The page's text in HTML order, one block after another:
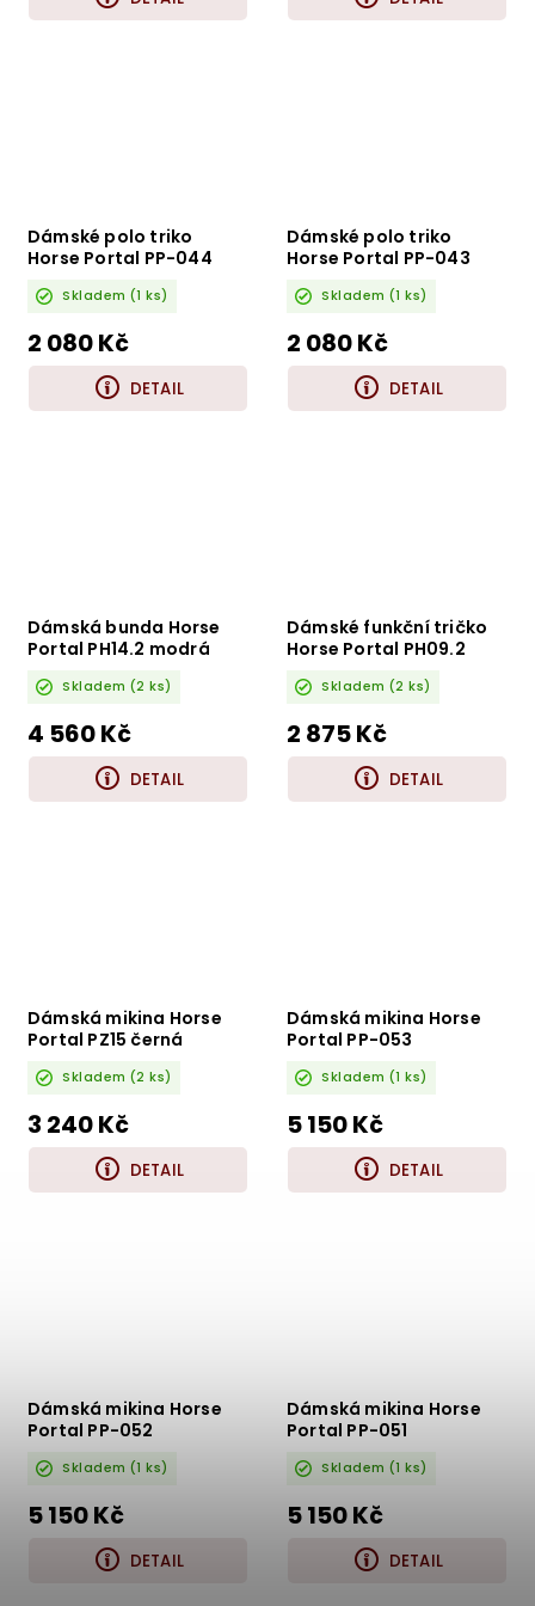
Dámské polo triko
Horse Portal PP-044
Skladem (1 ks)
2 080 Kč
DETAIL
Dámské polo triko
Horse Portal PP-043
Skladem (1 ks)
2 080 Kč
DETAIL
Dámská bunda Horse
Portal PH14.2 modrá
Skladem (2 ks)
4 560 Kč
DETAIL
Dámské funkční tričko
Horse Portal PH09.2
Skladem (2 ks)
2 875 Kč
DETAIL
Dámská mikina Horse
Portal PZ15 černá
Skladem (2 ks)
3 240 Kč
DETAIL
Dámská mikina Horse
Portal PP-053
Skladem (1 ks)
5 150 Kč
DETAIL
Dámská mikina Horse
Portal PP-052
Skladem (1 ks)
5 150 Kč
DETAIL
Dámská mikina Horse
Portal PP-051
Skladem (1 ks)
5 150 Kč
DETAIL